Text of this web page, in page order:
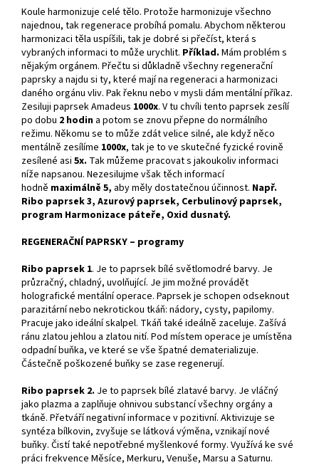
Koule harmonizuje celé tělo. Protože harmonizuje všechno
najednou, tak regenerace probíhá pomalu. Abychom některou
harmonizaci těla uspíšili, tak je dobré si přečíst, která s
vybraných informaci to může urychlit. Příklad. Mám problém s
nějakým orgánem. Přečtu si důkladně všechny regenerační
paprsky a najdu si ty, které mají na regeneraci a harmonizaci
daného orgánu vliv. Pak řeknu nebo v mysli dám mentální příkaz.
Zesiluji paprsek Amadeus 1000x. V tu chvíli tento paprsek zesílí
po dobu 2 hodin a potom se znovu přepne do normálního
režimu. Někomu se to může zdát velice silné, ale když něco
mentálně zesílíme 1000x, tak je to ve skutečné fyzické rovině
zesílené asi 5x. Tak můžeme pracovat s jakoukoliv informaci
níže napsanou. Nezesilujme však těch informací
hodně maximálně 5, aby měly dostatečnou účinnost. Např.
Ribo paprsek 3, Azurový paprsek, Cerbulinový paprsek,
program Harmonizace páteře, Oxid dusnatý.
REGENERAČNÍ PAPRSKY – programy
Ribo paprsek 1. Je to paprsek bílé světlomodré barvy. Je
průzračný, chladný, uvolňující. Je jim možné provádět
holografické mentální operace. Paprsek je schopen odseknout
parazitární nebo nekrotickou tkáň: nádory, cysty, papilomy.
Pracuje jako ideální skalpel. Tkáň také ideálně zaceluje. Zašívá
ránu zlatou jehlou a zlatou nití. Pod místem operace je umístěna
odpadní buňka, ve které se vše špatné dematerializuje.
Částečně poškozené buňky se zase regenerují.
Ribo paprsek 2. Je to paprsek bílé zlatavé barvy. Je vláčný
jako plazma a zaplňuje ohnivou substancí všechny orgány a
tkáně. Přetváří negativní informace v pozitivní. Aktivizuje se
syntéza bílkovin, zvyšuje se látková výměna, vznikají nové
buňky. Čistí také nepotřebné myšlenkové formy. Využívá ke své
práci frekvence Měsíce, Merkuru, Venuše, Marsu a Saturnu.